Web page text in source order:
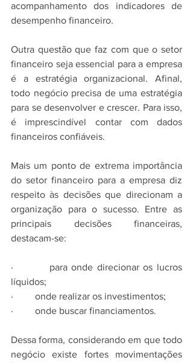
acompanhamento dos indicadores de
desempenho financeiro.
Outra questão que faz com que o setor
financeiro seja essencial para a empresa
é a estratégia organizacional. Afinal,
todo negócio precisa de uma estratégia
para se desenvolver e crescer. Para isso,
é imprescindível contar com dados
financeiros confiáveis.
Mais um ponto de extrema importância
do setor financeiro para a empresa diz
respeito às decisões que direcionam a
organização para o sucesso. Entre as
principais decisões financeiras,
destacam-se:
·         para onde direcionar os lucros
líquidos;
·         onde realizar os investimentos;
·         onde buscar financiamentos.
Dessa forma, considerando em que todo
negócio existe fortes movimentações